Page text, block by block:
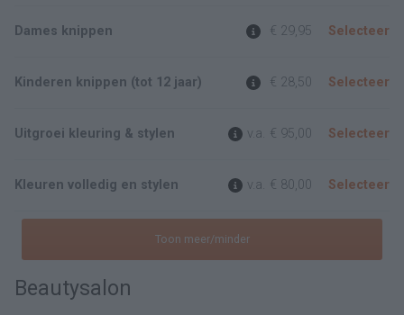
Dames knippen € 29,95 Selecteer
Kinderen knippen (tot 12 jaar) € 28,50 Selecteer
Uitgroei kleuring & stylen v.a. € 95,00 Selecteer
Kleuren volledig en stylen v.a. € 80,00 Selecteer
Toon meer/minder
Beautysalon